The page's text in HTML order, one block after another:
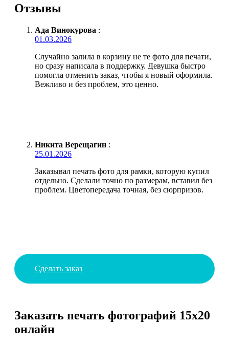
Отзывы
Ада Винокурова :
01.03.2026
Случайно залила в корзину не те фото для печати,
но сразу написала в поддержку. Девушка быстро
помогла отменить заказ, чтобы я новый оформила.
Вежливо и без проблем, это ценно.
Никита Верещагин :
25.01.2026
Заказывал печать фото для рамки, которую купил
отдельно. Сделали точно по размерам, вставил без
проблем. Цветопередача точная, без сюрпризов.
Сделать заказ
Заказать печать фотографий 15х20
онлайн